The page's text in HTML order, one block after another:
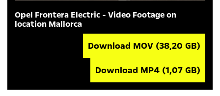
Opel Frontera Electric - Video Footage on
location Mallorca
Download MOV (38,20 GB)
Download MP4 (1,07 GB)